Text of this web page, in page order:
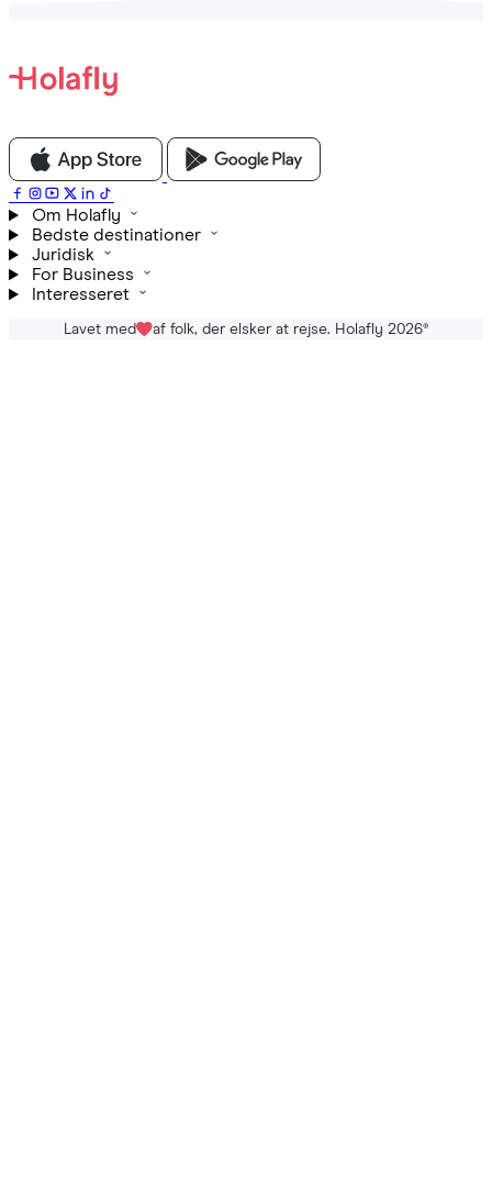
Om Holafly
Bedste destinationer
Juridisk
For Business
Interesseret
Lavet med af folk, der elsker at rejse. Holafly 2026®